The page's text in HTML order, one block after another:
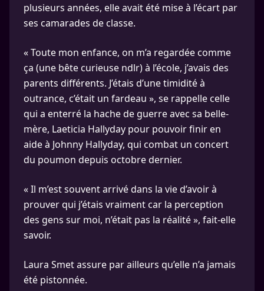
plusieurs années, elle avait été mise à l’écart par
ses camarades de classe.
« Toute mon enfance, on m’a regardée comme
ça (une bête curieuse ndlr) à l’école, j’avais des
parents différents. J’étais d’une timidité à
outrance, c’était un fardeau », se rappelle celle
qui a enterré la hache de guerre avec sa belle-
mère, Laeticia Hallyday pour pouvoir finir en
aide à Johnny Hallyday, qui combat un concert
du poumon depuis octobre dernier.
« Il m’est souvent arrivé dans la vie d’avoir à
prouver qui j’étais vraiment car la perception
des gens sur moi, n’était pas la réalité », fait-elle
savoir.
Laura Smet assure par ailleurs qu’elle n’a jamais
été pistonnée.